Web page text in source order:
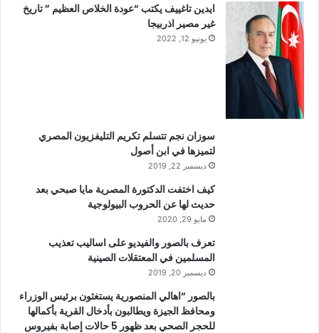
ايدين تاغييف يكتب “عودة الخلاص العظيم ” تاريخ
غير مصير اذربيجا
يونيو 12, 2022
سوزان نجم تتسلم تكريم التليفزيون المصري
لتميزها في ابن أصول
ديسمبر 22, 2019
كيف اختفت الدكتورة المصرية مايا صبحي بعد
حديث لها عن الحروب البيولوجية
مايو 29, 2020
تعرف بالصور والفيديو على اساليب تعذيب
المسلمين في المعتقلات الصينية
ديسمبر 20, 2019
بالصور “اهالي المنصورية يستغثون برئيس الوزراء
ومحافظ الجيزة ويطالبون بأدخال القرية بأكمالها
للحجر الصحي بعد ظهور 5 حالات إصابة بفيروس